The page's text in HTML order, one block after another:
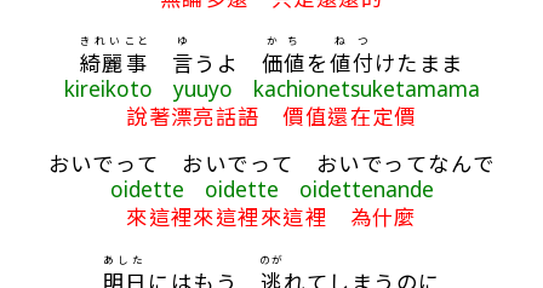
綺麗
きれい
事
こと
言
ゆ
うよ 価値
かち
を値
ね
付
つ
けたまま
kireikoto yuuyo kachionetsuketamama
說著漂亮話語 價值還在定價
おいでって おいでって おいでってなんで
oidette oidette oidettenande
來這裡來這裡來這裡 為什麼
明日
あした
にはもう 逃
のが
れてしまうのに